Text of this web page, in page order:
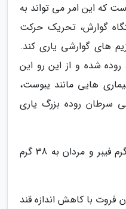
که این امر می تواند به
گوارش، تحریک حرکت
های گوارشی یاری کند.
روده شده و از این رو این
هایی مانند یبوست،
سرطان روده بزرگ یاری
به طور کلی، زنان روزانه به 25 گرم فیبر و مردان به 38 گرم
فروت با کاهش اندازه قند